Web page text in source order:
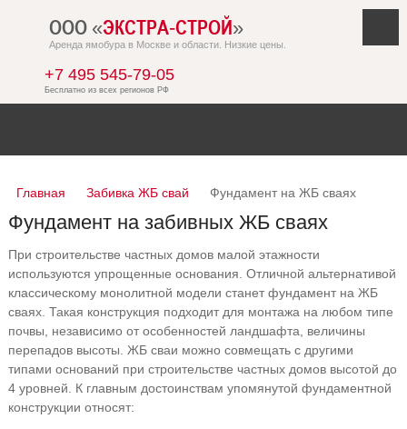
ООО «ЭКСТРА-СТРОЙ»
Аренда ямобура в Москве и области. Низкие цены.
+7 495 545-79-05
Главная Забивка ЖБ свай Фундамент на ЖБ сваях
Фундамент на забивных ЖБ сваях
При строительстве частных домов малой этажности
используются упрощенные основания. Отличной альтернативой
классическому монолитной модели станет фундамент на ЖБ
сваях. Такая конструкция подходит для монтажа на любом типе
почвы, независимо от особенностей ландшафта, величины
перепадов высоты. ЖБ сваи можно совмещать с другими
типами оснований при строительстве частных домов высотой до
4 уровней. К главным достоинствам упомянутой фундаментной
конструкции относят: